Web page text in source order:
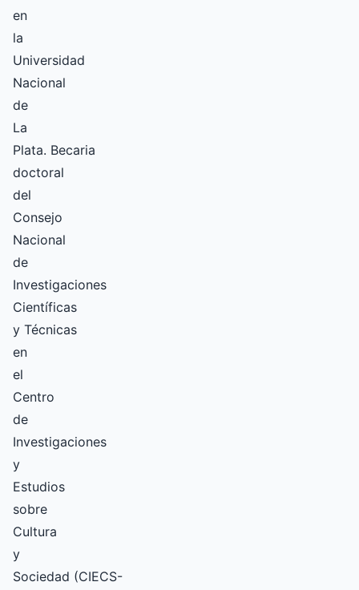
en
la
Universidad
Nacional
de
La
Plata. Becaria
doctoral
del
Consejo
Nacional
de
Investigaciones
Científicas
y Técnicas
en
el
Centro
de
Investigaciones
y
Estudios
sobre
Cultura
y
Sociedad (CIECS-